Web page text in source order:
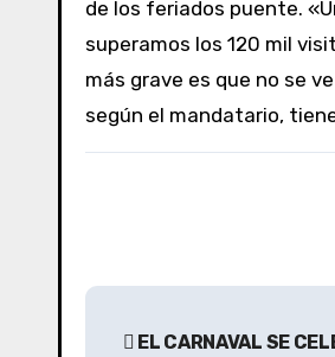
de los feriados puente.
superamos los 120 mil
más grave es que no se
según el mandatario,
N
EL CARNAVAL SE